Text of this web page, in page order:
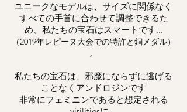
ユニークなモデルは、サイズに関係なく
すべての手首に合わせて調整できるた
め、私たちの宝石はスマートです...
（2019年レピーヌ大会での特許と銅メダル）
。
私たちの宝石は、邪魔にならずに逃げる
ことなくアンドロジンです
非常にフェミニンであると想定される